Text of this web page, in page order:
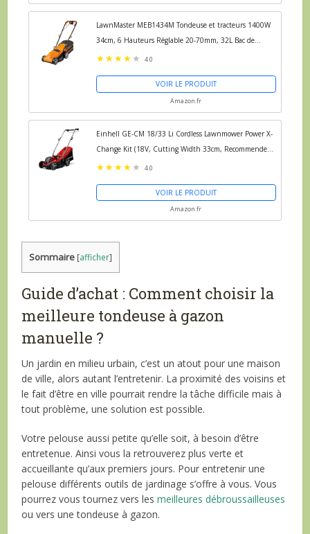
LawnMaster MEB1434M Tondeuse et tracteurs 1400W
34cm, 6 Hauteurs Réglable 20-70mm, 32L Bac de
Ramassage 2 Ans de Garantie
4.0
VOIR LE PRODUIT
Amazon.fr
Einhell GE-CM 18/33 Li Cordless Lawnmower Power X-
Change Kit (18V, Cutting Width 33cm, Recommended
Area 200m²) with 4.0Ah Battery and Charger + GE-CT
4.0
VOIR LE PRODUIT
Amazon.fr
Sommaire [afficher]
Guide d’achat : Comment choisir la
meilleure tondeuse à gazon
manuelle ?
Un jardin en milieu urbain, c’est un atout pour une maison
de ville, alors autant l’entretenir. La proximité des voisins et
le fait d’être en ville pourrait rendre la tâche difficile mais à
tout problème, une solution est possible.
Votre pelouse aussi petite qu’elle soit, à besoin d’être
entretenue. Ainsi vous la retrouverez plus verte et
accueillante qu’aux premiers jours. Pour entretenir une
pelouse différents outils de jardinage s’offre à vous. Vous
pourrez vous tournez vers lesmeilleures débroussailleuses
ou vers une tondeuse à gazon.